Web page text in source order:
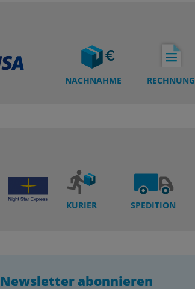
NACHNAHME RECHNUNG
KURIER SPEDITION
Newsletter abonnieren